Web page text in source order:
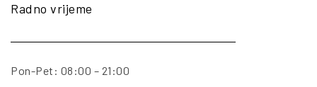
Radno vrijeme
Pon-Pet: 08:00 – 21:00